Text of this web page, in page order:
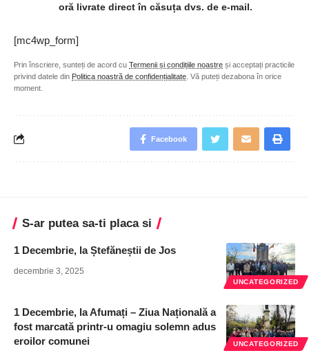
oră livrate direct în căsuța dvs. de e-mail.
[mc4wp_form]
Prin înscriere, sunteți de acord cu Termenii și condițiile noastre și acceptați practicile
privind datele din Politica noastră de confidențialitate . Vă puteți dezabona în orice
moment.
Facebook
S-ar putea sa-ti placa si
UNCATEGORIZED
1 Decembrie, la Ștefăneștii de Jos
decembrie 3, 2025
UNCATEGORIZED
1 Decembrie, la Afumați – Ziua Națională a
fost marcată printr-u omagiu solemn adus
eroilor comunei